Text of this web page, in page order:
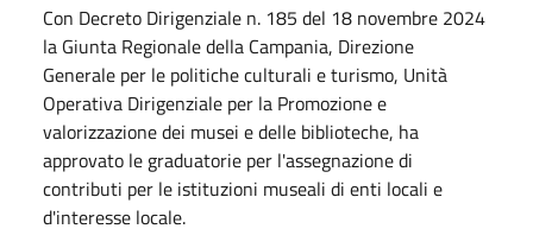
Con Decreto Dirigenziale n. 185 del 18 novembre 2024
la Giunta Regionale della Campania, Direzione
Generale per le politiche culturali e turismo, Unità
Operativa Dirigenziale per la Promozione e
valorizzazione dei musei e delle biblioteche, ha
approvato le graduatorie per l'assegnazione di
contributi per le istituzioni museali di enti locali e
d'interesse locale.